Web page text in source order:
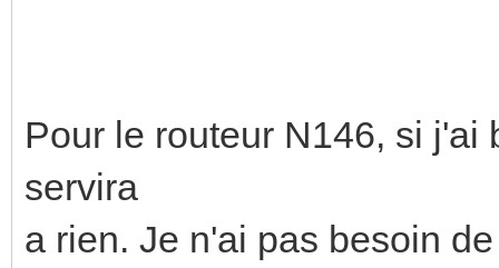
Pour le routeur N146, si j'ai
servira
a rien. Je n'ai pas besoin